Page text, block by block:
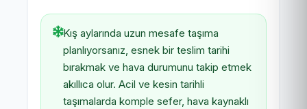
Kış aylarında uzun mesafe taşıma
planlıyorsanız, esnek bir teslim tarihi
bırakmak ve hava durumunu takip etmek
akıllıca olur. Acil ve kesin tarihli
taşımalarda komple sefer, hava kaynaklı